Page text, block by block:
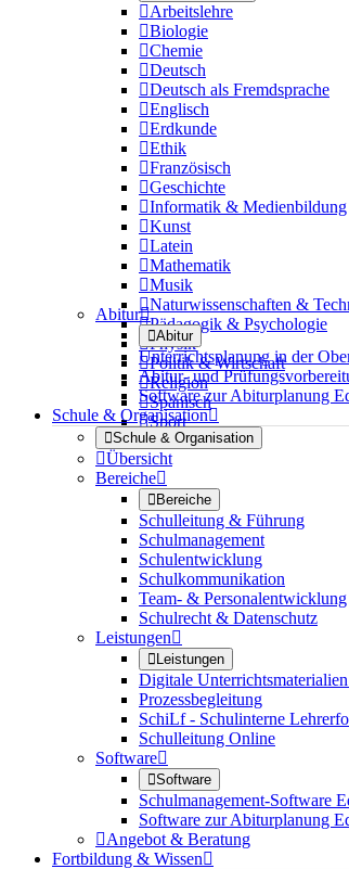
Arbeitslehre
Biologie
Chemie
Deutsch
Deutsch als Fremdsprache
Englisch
Erdkunde
Ethik
Französisch
Geschichte
Informatik & Medienbildung
Kunst
Latein
Mathematik
Musik
Naturwissenschaften &
Pädagogik & Psychologie
Physik
Politik & Wirtschaft
Religion
Spanisch
Sport
Abitur
Abitur
Unterrichtsplanung in der
Abitur- und
Software zur Abiturplanung
Schule & Organisation
Schule & Organisation
Übersicht
Bereiche
Bereiche
Schulleitung & Führung
Schulmanagement
Schulentwicklung
Schulkommunikation
Team- & Personalentwicklung
Schulrecht & Datenschutz
Leistungen
Leistungen
Digitale
Prozessbegleitung
SchiLf - Schulinterne
Schulleitung Online
Software
Software
Schulmanagement-Software
Software zur Abiturplanung
Angebot & Beratung
Fortbildung & Wissen